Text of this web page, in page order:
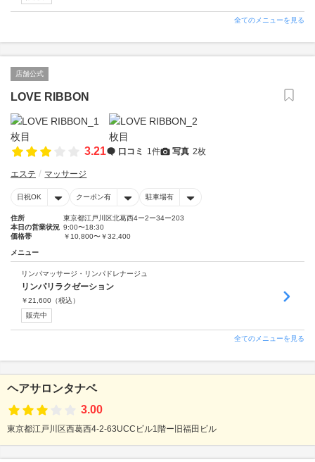
全てのメニューを見る
店舗公式
LOVE RIBBON
3.21 口コミ 1件 写真 2枚
エステ マッサージ
日祝OK クーポン有 駐車場有
住所
東京都江戸川区北葛西4ー2ー34ー203
本日の営業状況 9:00〜18:30
価格帯
￥10,800〜￥32,400
メニュー
リンパマッサージ・リンパドレナージュ
リンパリラクゼーション
￥21,600 （税込）
販売中
全てのメニューを見る
ヘアサロンタナベ
3.00
東京都江戸川区西葛西4-2-63UCCビル1階ー旧福田ビル